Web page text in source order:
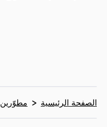
الصفحة الرئيسية مطوّرين